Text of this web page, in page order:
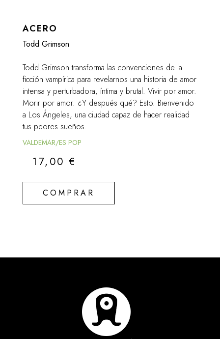
ACERO
Todd Grimson
Todd Grimson transforma las convenciones de la
ficción vampírica para revelarnos una historia de amor
intensa y perturbadora, íntima y brutal. Vivir por amor.
Morir por amor. ¿Y después qué? Esto. Bienvenido
a Los Ángeles, una ciudad capaz de hacer realidad
tus peores sueños.
VALDEMAR/ES POP
17,00€
COMPRAR